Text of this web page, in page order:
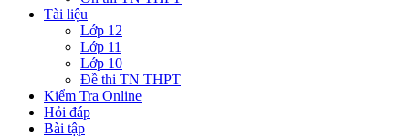
Tài liệu
Lớp 12
Lớp 11
Lớp 10
Đề thi TN THPT
Kiểm Tra Online
Hỏi đáp
Bài tập